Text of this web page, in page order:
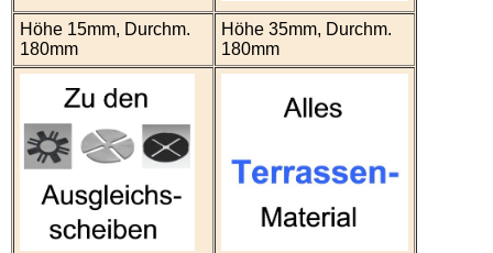
Höhe 15mm, Durchm.
180mm
Höhe 35mm, Durchm.
180mm